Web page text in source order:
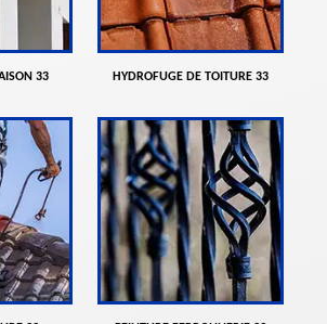
33 HYDROFUGE DE TOITURE 33